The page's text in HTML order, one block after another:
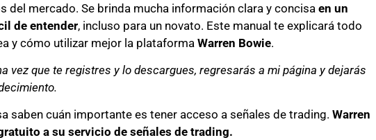
del mercado. Se brinda mucha información clara y concisa en un
de entender, incluso para un novato. Este manual te explicará todo
y cómo utilizar mejor la plataforma Warren Bowie.
vez que te registres y lo descargues, regresarás a mi página y dejarás
saben cuán importante es tener acceso a señales de trading. Warren
a su servicio de señales de trading.